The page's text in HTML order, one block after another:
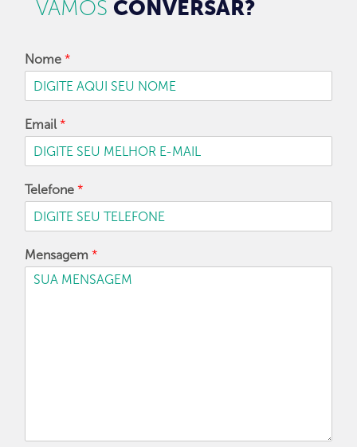
VAMOS CONVERSAR?
Nome *
Email *
Telefone *
Mensagem *